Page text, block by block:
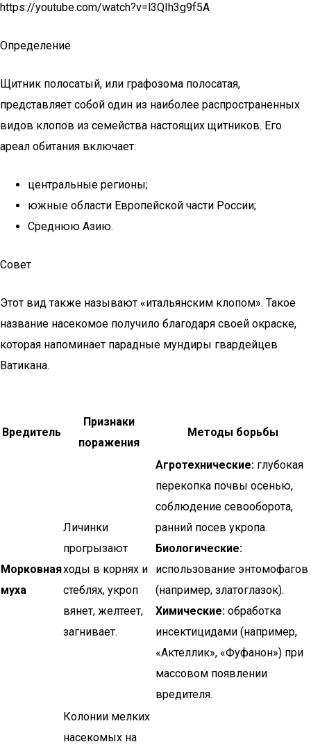
https://youtube.com/watch?v=l3QIh3g9f5A
Определение
Щитник полосатый, или графозома полосатая,
представляет собой один из наиболее распространенных
видов клопов из семейства настоящих щитников. Его
ареал обитания включает:
центральные регионы;
южные области Европейской части России;
Среднюю Азию.
Совет
Этот вид также называют «итальянским клопом». Такое
название насекомое получило благодаря своей окраске,
которая напоминает парадные мундиры гвардейцев
Ватикана.
Вредитель
Признаки
поражения
Методы борьбы
Морковная
муха
Личинки
прогрызают
ходы в корнях и
стеблях, укроп
вянет, желтеет,
загнивает.
Агротехнические: глубокая
перекопка почвы осенью,
соблюдение севооборота,
ранний посев укропа.
Биологические:
использование энтомофагов
(например, златоглазок).
Химические: обработка
инсектицидами (например,
«Актеллик», «Фуфанон») при
массовом появлении
вредителя.
Колонии мелких
насекомых на